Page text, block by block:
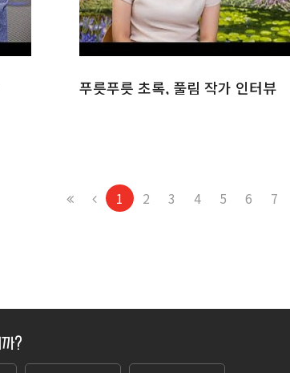
푸릇푸릇 초록, 풀림 작가 인터뷰
1 2 3 4 5 6 7
?